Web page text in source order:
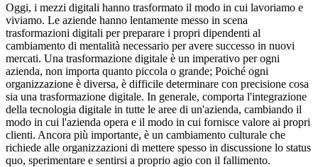
Oggi, i mezzi digitali hanno trasformato il modo in cui lavoriamo e
viviamo. Le aziende hanno lentamente messo in scena
trasformazioni digitali per preparare i propri dipendenti al
cambiamento di mentalità necessario per avere successo in nuovi
mercati. Una trasformazione digitale è un imperativo per ogni
azienda, non importa quanto piccola o grande; Poiché ogni
organizzazione è diversa, è difficile determinare con precisione cosa
sia una trasformazione digitale. In generale, comporta l'integrazione
della tecnologia digitale in tutte le aree di un'azienda, cambiando il
modo in cui l'azienda opera e il modo in cui fornisce valore ai propri
clienti. Ancora più importante, è un cambiamento culturale che
richiede alle organizzazioni di mettere spesso in discussione lo status
quo, sperimentare e sentirsi a proprio agio con il fallimento.